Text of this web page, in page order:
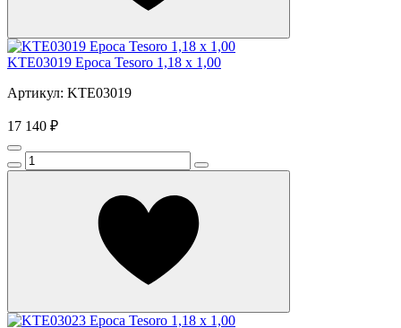
KTE03019 Epoca Tesoro 1,18 x 1,00
Артикул: KTE03019
17 140 ₽